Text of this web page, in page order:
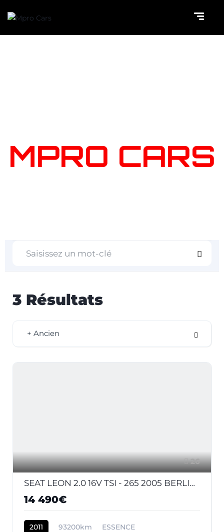
MPRO CARS
3 Résultats
+ Ancien
26
SEAT LEON 2.0 16V TSI - 265 2005 BERLINE Cupra R PHASE 2
14 490€
2011 93200km ESSENCE